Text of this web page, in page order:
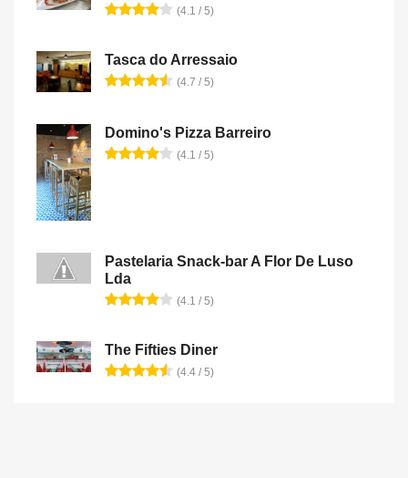
(4.1 / 5)
Tasca do Arressaio
(4.7 / 5)
Domino's Pizza Barreiro
(4.1 / 5)
Pastelaria Snack-bar A Flor De Luso
Lda
(4.1 / 5)
The Fifties Diner
(4.4 / 5)